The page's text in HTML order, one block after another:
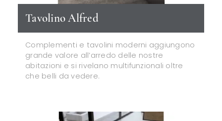
Tavolino Alfred
Complementi e tavolini moderni aggiungono
grande valore all’arredo delle nostre
abitazioni e si rivelano multifunzionali oltre
che belli da vedere.